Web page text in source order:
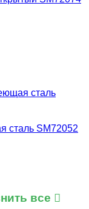
сталь SM72052
все